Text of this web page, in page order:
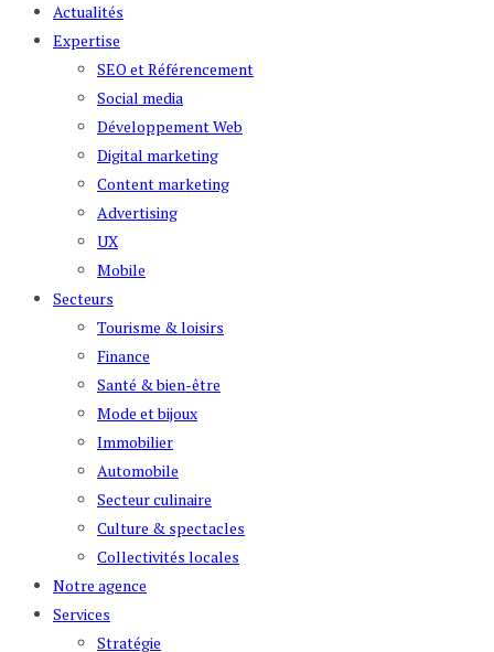
Actualités
Expertise
SEO et Référencement
Social media
Développement Web
Digital marketing
Content marketing
Advertising
UX
Mobile
Secteurs
Tourisme & loisirs
Finance
Santé & bien-être
Mode et bijoux
Immobilier
Automobile
Secteur culinaire
Culture & spectacles
Collectivités locales
Notre agence
Services
Stratégie